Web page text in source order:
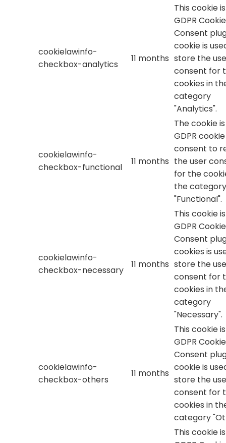
cookielawinfo-
checkbox-analytics
11 months
This cookie
GDPR Cookie
Consent
cookie is
store the
consent for
cookies in
category
"Analytics".
cookielawinfo-
checkbox-functional
11 months
The cookie
GDPR cookie
consent to
the user
for the
the category
"Functional".
cookielawinfo-
checkbox-necessary
11 months
This cookie
GDPR Cookie
Consent
cookies is
store the
consent for
cookies in
category
"Necessary".
cookielawinfo-
checkbox-others
11 months
This cookie
GDPR Cookie
Consent
cookie is
store the
consent for
cookies in
category
This cookie